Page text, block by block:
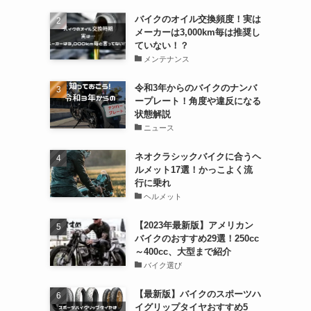
バイクのオイル交換頻度！実は
メーカーは3,000km毎は推奨し
ていない！？
メンテナンス
令和3年からのバイクのナンバ
ープレート！角度や違反になる
状態解説
ニュース
ネオクラシックバイクに合うヘ
ルメット17選！かっこよく流
行に乗れ
ヘルメット
【2023年最新版】アメリカン
バイクのおすすめ29選！250cc
～400cc、大型まで紹介
バイク選び
【最新版】バイクのスポーツハ
イグリップタイヤおすすめ5